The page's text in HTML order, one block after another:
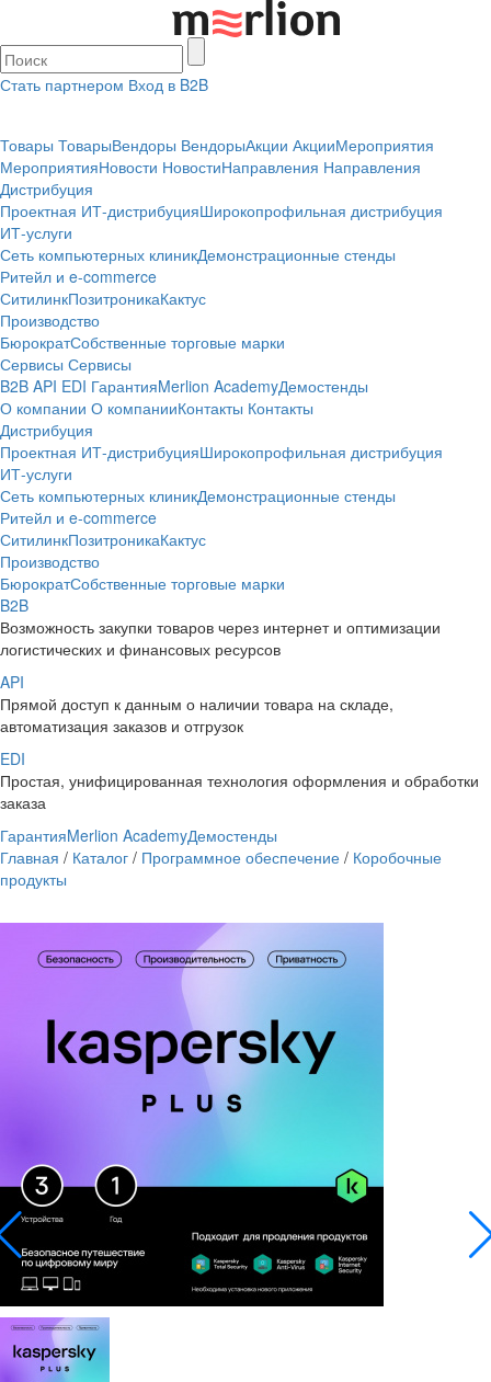
Стать партнером Вход в B2B
Товары ТоварыВендоры ВендорыАкции АкцииМероприятия
МероприятияНовости НовостиНаправления Направления
Дистрибуция
Проектная ИТ-дистрибуцияШирокопрофильная дистрибуция
ИТ-услуги
Сеть компьютерных клиникДемонстрационные стенды
Ритейл и e-commerce
СитилинкПозитроникаКактус
Производство
БюрократСобственные торговые марки
Сервисы Сервисы
B2B API EDI ГарантияMerlion AcademyДемостенды
О компании О компанииКонтакты Контакты
Дистрибуция
Проектная ИТ-дистрибуцияШирокопрофильная дистрибуция
ИТ-услуги
Сеть компьютерных клиникДемонстрационные стенды
Ритейл и e-commerce
СитилинкПозитроникаКактус
Производство
БюрократСобственные торговые марки
B2B
Возможность закупки товаров через интернет и оптимизации
логистических и финансовых ресурсов
API
Прямой доступ к данным о наличии товара на складе,
автоматизация заказов и отгрузок
EDI
Простая, унифицированная технология оформления и обработки
заказа
ГарантияMerlion AcademyДемостенды
Главная / Каталог / Программное обеспечение / Коробочные
продукты